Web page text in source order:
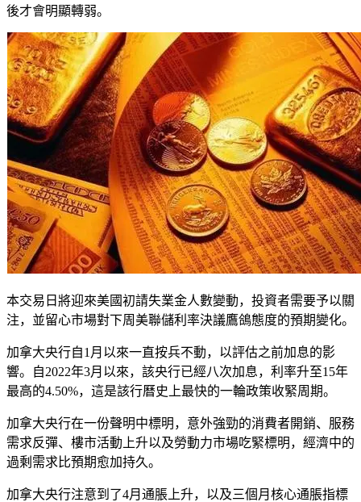
後才會明顯轉弱。
本交易日將迎來美國初請失業金人數變動，投資者需要予以關
注，並留心市場對下周美聯儲利率決議鷹鴿態度的預期變化。
加拿大央行自1月以來一直按兵不動，以評估之前加息的影
響。自2022年3月以來，該央行已經八次加息，利率升至15年
最高的4.50%，這是該行曆史上最快的一輪政策收緊周期。
加拿大央行在一份聲明中標明，意外強勁的消費者開銷、服務
需求反彈、樓市活動上升以及勞動力市場吃緊標明，經濟中的
過剩需求比預期愈加持久。
加拿大央行注意到了4月通脹上升，以及三個月核心通脹指標